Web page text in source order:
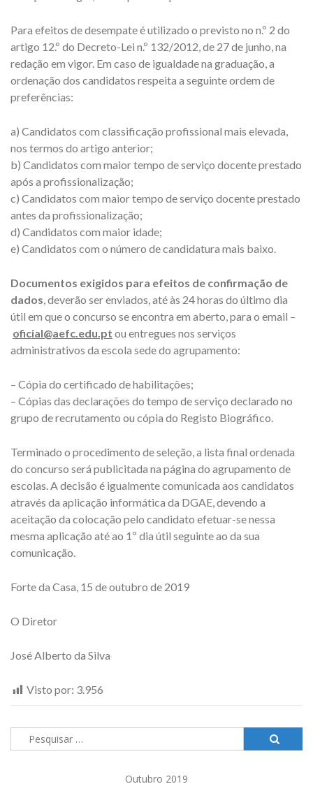
Para efeitos de desempate é utilizado o previsto no n.º 2 do
artigo 12.º do Decreto-Lei n.º 132/2012, de 27 de junho, na
redação em vigor. Em caso de igualdade na graduação, a
ordenação dos candidatos respeita a seguinte ordem de
preferências:
a) Candidatos com classificação profissional mais elevada,
nos termos do artigo anterior;
b) Candidatos com maior tempo de serviço docente prestado
após a profissionalização;
c) Candidatos com maior tempo de serviço docente prestado
antes da profissionalização;
d) Candidatos com maior idade;
e) Candidatos com o número de candidatura mais baixo.
Documentos exigidos para efeitos de confirmação de
dados, deverão ser enviados, até às 24 horas do último dia
útil em que o concurso se encontra em aberto, para o email –
oficial@aefc.edu.pt ou entregues nos serviços
administrativos da escola sede do agrupamento:
– Cópia do certificado de habilitações;
– Cópias das declarações do tempo de serviço declarado no
grupo de recrutamento ou cópia do Registo Biográfico.
Terminado o procedimento de seleção, a lista final ordenada
do concurso será publicitada na página do agrupamento de
escolas. A decisão é igualmente comunicada aos candidatos
através da aplicação informática da DGAE, devendo a
aceitação da colocação pelo candidato efetuar-se nessa
mesma aplicação até ao 1º dia útil seguinte ao da sua
comunicação.
Forte da Casa, 15 de outubro de 2019
O Diretor
José Alberto da Silva
Visto por: 3.956
Pesquisar
por:
Outubro 2019